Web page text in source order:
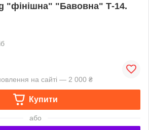
"фінішна" "Бавовна" Т-14.
на сайті — 2 000 ₴
Купити
або